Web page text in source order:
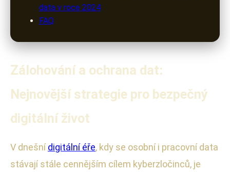
data v roce 2024
FAQ
Zálohování a ochrana dat:
Nejnovější strategie pro bezpečný
digitální život
V dnešnídigitální éře, kdy se osobní i pracovní data
stávají stále cennějším cílem kyberzločinců, je